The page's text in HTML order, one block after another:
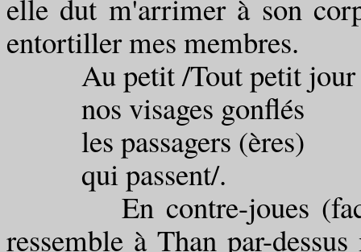
elle dut m'arrimer à son
entortiller mes membres.
Au petit /Tout petit jour
nos visages gonflés
les passagers (ères)
qui passent/.
En contre-joues (face
ressemble à Than par-